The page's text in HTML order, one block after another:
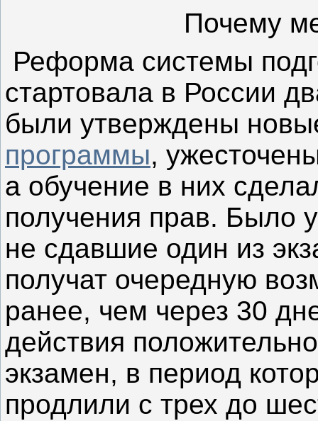
Почему
Реформа системы
стартовала в России
были утверждены
программы,
а обучение в них
получения прав. Было
не сдавшие один из
получат очередную
ранее, чем через 30
действия
экзамен, в период
продлили с трех до